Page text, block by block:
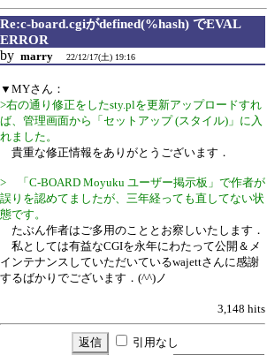
Re:c-board.cgiがdefined(%hash) でEVAL
ERROR
by marry 22/12/17(土) 19:16
▼MYさん：
>右の通り修正をしたsty.plを更新アップロードすれ
ば、管理画面から「セットアップ (スタイル)」に入
れました。
貴重な修正情報をありがとうございます．
> 「C-BOARD Moyuku ユーザー掲示板」で作者が
誤りを認めてましたが、三年経っても直してない状
態です。
たぶん作者はご多用のこととお察しいたします．
私としては有益なCGIを永年にわたって公開＆メ
インテナンスしていただいているwajettさんに感謝
するばかりでございます．(^^)ノ
3,148 hits
引用なし